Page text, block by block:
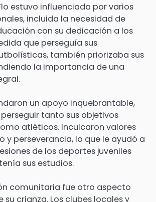
estuvo influenciada por varios
incluida la necesidad de
con su dedicación a los
que perseguía sus
también priorizaba sus
la importancia de una
un apoyo inquebrantable,
tanto sus objetivos
atléticos. Inculcaron valores
y perseverancia, lo que le ayudó a
de los deportes juveniles
sus estudios.
comunitaria fue otro aspecto
crianza. Los clubes locales y